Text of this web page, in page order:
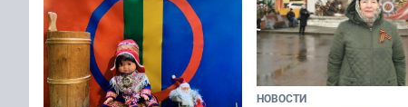
НОВОСТИ